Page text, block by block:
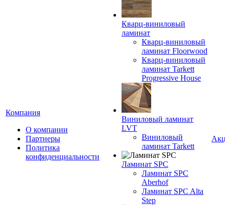
Компания
О компании
Партнеры
Политика
конфиденциальности
Кварц-виниловый
ламинат
Кварц-виниловый
ламинат Floorwood
Кварц-виниловый
ламинат Tarkett
Progressive House
Виниловый ламинат
LVT
Виниловый
ламинат Tarkett
Ламинат SPC
Ламинат SPC
Aberhof
Ламинат SPC Alta
Step